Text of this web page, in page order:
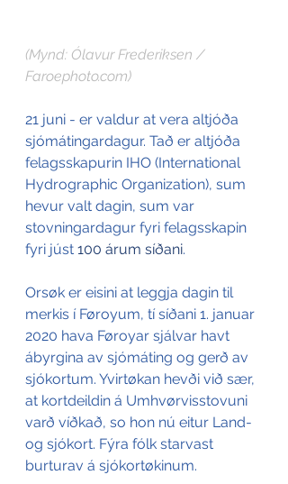
(Mynd: Ólavur Frederiksen /
Faroephoto.com)
21 juni - er valdur at vera altjóða
sjómátingardagur. Tað er altjóða
felagsskapurin IHO (International
Hydrographic Organization), sum
hevur valt dagin, sum var
stovningardagur fyri felagsskapin
fyri júst 100 árum síðani.
Orsøk er eisini at leggja dagin til
merkis í Føroyum, tí síðani 1. januar
2020 hava Føroyar sjálvar havt
ábyrgina av sjómáting og gerð av
sjókortum. Yvirtøkan hevði við sær,
at kortdeildin á Umhvørvisstovuni
varð víðkað, so hon nú eitur Land-
og sjókort. Fýra fólk starvast
burturav á sjókortøkinum.